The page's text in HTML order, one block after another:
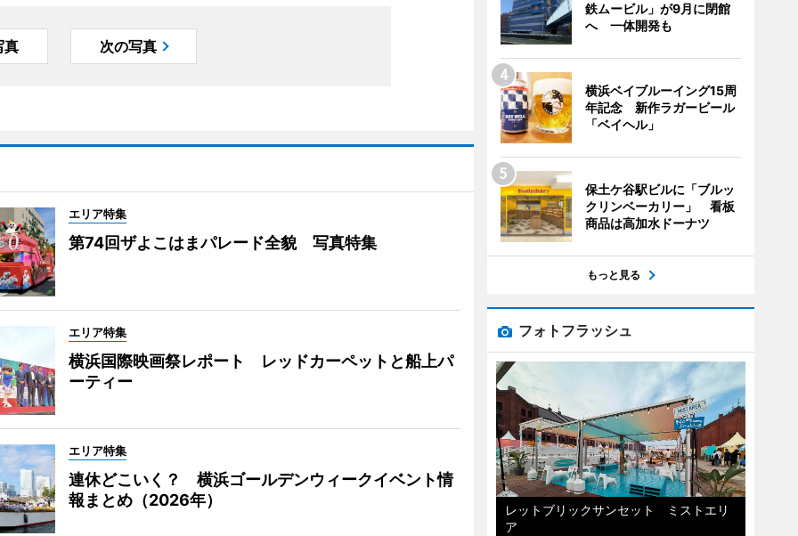
真 次の写真
エリア特集
第74回ザよこはまパレード全貌 写真特集
エリア特集
横浜国際映画祭レポート レッドカーペットと船上パ
ーティー
エリア特集
連休どこいく？ 横浜ゴールデンウィークイベント情
報まとめ（2026年）
鉄ムービル」が9月に閉館
へ 一体開発も
横浜ベイブルーイング15周
年記念 新作ラガービール
「ベイヘル」
保土ケ谷駅ビルに「ブルッ
クリンベーカリー」 看板
商品は高加水ドーナツ
もっと見る
フォトフラッシュ
レットブリックサンセット ミストエリ
ア